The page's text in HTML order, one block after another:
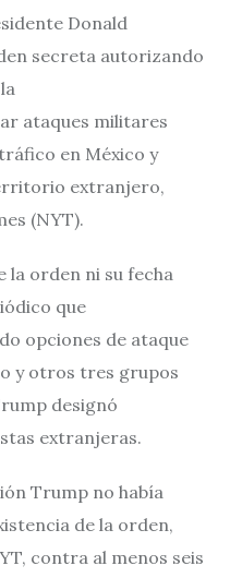
Donald
secreta autorizando
ataques militares
en México y
extranjero,
(NYT).
la orden ni su fecha
que
opciones de ataque
y otros tres grupos
designó
extranjeras.
Trump no había
de la orden,
contra al menos seis